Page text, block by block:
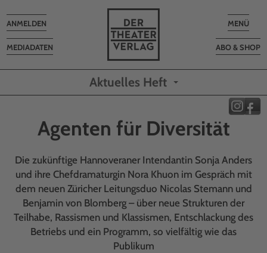
Toggle
MENÜ
ABO & SHOP
MEDIADATEN
Toggle
navigation
ANMELDEN
Aktuelles Heft
Agenten für Diversität
Die zukünftige Hannoveraner Intendantin Sonja Anders
und ihre Chefdramaturgin Nora Khuon im Gespräch mit
dem neuen Züricher Leitungsduo Nicolas Stemann und
Benjamin von Blomberg – über neue Strukturen der
Teilhabe, Rassismen und Klassismen, Entschlackung des
Betriebs und ein Programm, so vielfältig wie das
Publikum